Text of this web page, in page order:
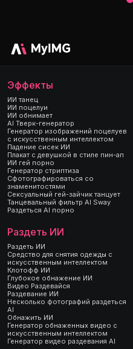
Эффекты
ИИ танец
ИИ поцелуи
ИИ обнимает
AI Тверк-генератор
Генератор изображений поцелуев
с искусственным интеллектом
Падение сисек ИИ
Плакат с девушкой в ​​стиле пин-ап
ИИ гей порно
Генератор стриптиза
Сфотографироваться со
знаменитостями
Сексуальный гей-зайчик танцует
Танцевальный фильтр AI Sway
Раздеться AI порно
Раздеть ИИ
Раздеть ИИ
Средство для снятия одежды с
искусственным интеллектом
Клотофф ИИ
Глубокое обнажение ИИ
Видео Раздевайся
Раздевание ИИ
Несколько фотографий раздеться
AI
Обнажить ИИ
Генератор обнаженных видео с
искусственным интеллектом
Генератор видео раздевания AI